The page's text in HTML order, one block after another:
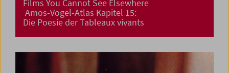
Films You Cannot See Elsewhere
Amos-Vogel-Atlas Kapitel 15:
Die Poesie der Tableaux vivants